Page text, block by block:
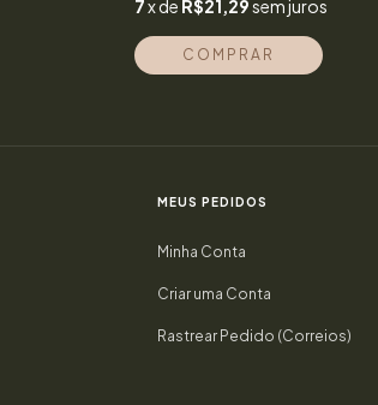
7x de R$21,29sem juros
MEUS PEDIDOS
Minha Conta
Criar uma Conta
Rastrear Pedido (Correios)